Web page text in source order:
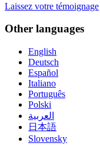
Laissez votre témoignage
Other languages
English
Deutsch
Español
Italiano
Português
Polski
العربية
日本語
Slovensky